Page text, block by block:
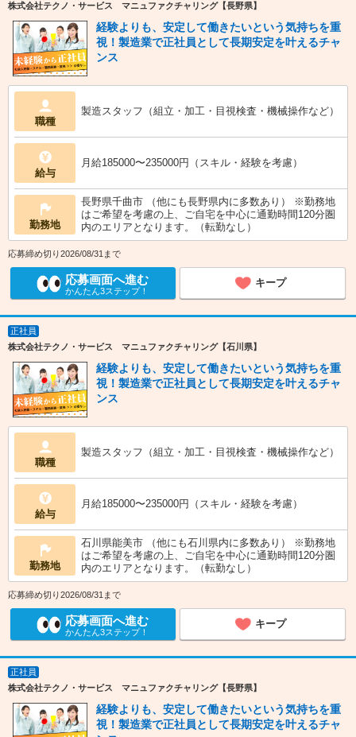
株式会社テクノ・サービス マニュファクチャリング【長野県】
経験よりも、安定して働きたいという気持ちを重
視！製造業で正社員として長期安定を叶えるチャ
ンス
職種
製造スタッフ（組立・加工・目視検査・機械操作など）
給与
月給185000〜235000円（スキル・経験を考慮）
勤務地
長野県千曲市 （他にも長野県内に多数あり） ※勤務地
はご希望を考慮の上、ご自宅を中心に通勤時間120分圏
内のエリアとなります。（転勤なし）
応募締め切り2026/08/31まで
応募画面へ進む
かんたん3ステップ！
キープ
正社員
株式会社テクノ・サービス マニュファクチャリング【石川県】
経験よりも、安定して働きたいという気持ちを重
視！製造業で正社員として長期安定を叶えるチャ
ンス
職種
製造スタッフ（組立・加工・目視検査・機械操作など）
給与
月給185000〜235000円（スキル・経験を考慮）
勤務地
石川県能美市 （他にも石川県内に多数あり） ※勤務地
はご希望を考慮の上、ご自宅を中心に通勤時間120分圏
内のエリアとなります。（転勤なし）
応募締め切り2026/08/31まで
応募画面へ進む
かんたん3ステップ！
キープ
正社員
株式会社テクノ・サービス マニュファクチャリング【長野県】
経験よりも、安定して働きたいという気持ちを重
視！製造業で正社員として長期安定を叶えるチャ